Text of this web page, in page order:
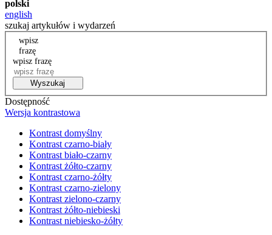
polski
english
szukaj artykułów i wydarzeń
wpisz
frazę
wpisz frazę
Wyszukaj
Dostępność
Wersja kontrastowa
Kontrast domyślny
Kontrast czarno-biały
Kontrast biało-czarny
Kontrast żółto-czarny
Kontrast czarno-żółty
Kontrast czarno-zielony
Kontrast zielono-czarny
Kontrast żółto-niebieski
Kontrast niebiesko-żółty